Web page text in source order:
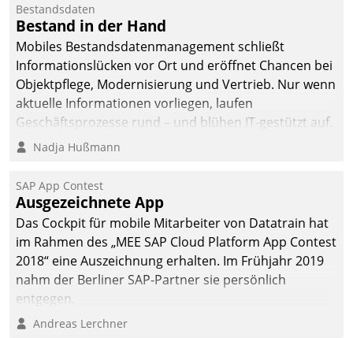
Bestandsdaten
Bestand in der Hand
Mobiles Bestandsdatenmanagement schließt
Informationslücken vor Ort und eröffnet Chancen bei
Objektpflege, Modernisierung und Vertrieb. Nur wenn
aktuelle Informationen vorliegen, laufen
Geschäftsprozesse rund – und blühen IT-gestützt auf.
Nadja Hußmann
SAP App Contest
Ausgezeichnete App
Das Cockpit für mobile Mitarbeiter von Datatrain hat
im Rahmen des „MEE SAP Cloud Platform App Contest
2018“ eine Auszeichnung erhalten. Im Frühjahr 2019
nahm der Berliner SAP-Partner sie persönlich
entgegen.
Andreas Lerchner